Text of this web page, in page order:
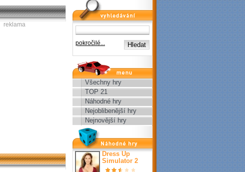
reklama
vyhledávání
pokročilé...
menu
Všechny hry
TOP 21
Náhodné hry
Nejoblibenější hry
Nejnovější hry
nahodné hry
Dress Up
Simulator 2